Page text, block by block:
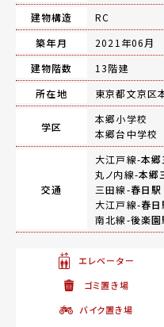
建物構造
RC
築年月
2021年06月
建物階数
13階建
所在地
東京都文京区
学区
本郷小学校
本郷台中学校
交通
大江戸線-本郷
丸ノ内線-本郷
三田線-春日駅
大江戸線-春日
南北線-後楽園
エレベーター
ゴミ置き場
バイク置き場